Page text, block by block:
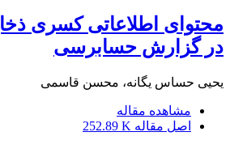
محتوای اطلاعاتی کسری
در گزارش حسابرسی
یحیی حساس یگانه، محسن قاسمی
مشاهده مقاله
اصل مقاله 252.89 K